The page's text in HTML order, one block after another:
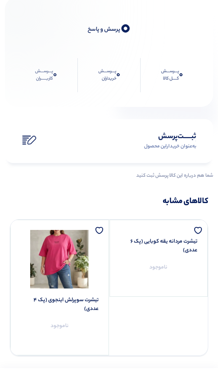
0پرسش و پاسخ
0پـــرســـش
کــــل کالا
0پـــرســـش
خریداران
0پـــرســـش
کاربـــــران
ثبـــــت‌پرسش
به‌عنوان ‌خریدار‌این‌ محصول
شما هم درباره این کالا پرسش ثبت کنید
کالاهای مشابه
تیشرت مردانه یقه کوبایی (پک 6
عددی)
ناموجود
تیشرت سوپرلش اینجوی (پک 4
عددی)
ناموجود